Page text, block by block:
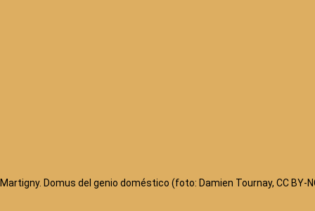
Martigny. Domus del genio doméstico (foto: Damien Tournay, CC BY-